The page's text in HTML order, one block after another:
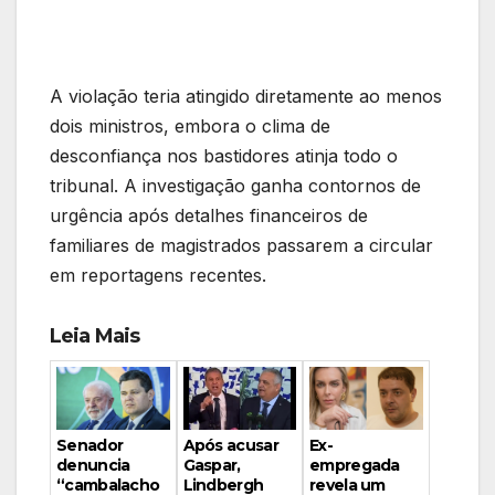
A violação teria atingido diretamente ao menos
dois ministros, embora o clima de
desconfiança nos bastidores atinja todo o
tribunal. A investigação ganha contornos de
urgência após detalhes financeiros de
familiares de magistrados passarem a circular
em reportagens recentes.
Leia Mais
Senador
denuncia
“cambalacho
Após acusar
Gaspar,
Lindbergh
Ex-
empregada
revela um